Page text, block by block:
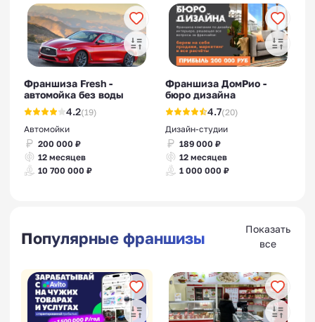
Франшиза Fresh -
автомойка без воды
4.2(19)
Автомойки
200 000 ₽
12 месяцев
10 700 000 ₽
Франшиза ДомРио -
бюро дизайна
4.7(20)
Дизайн-студии
189 000 ₽
12 месяцев
1 000 000 ₽
Популярные франшизы
Показать
все